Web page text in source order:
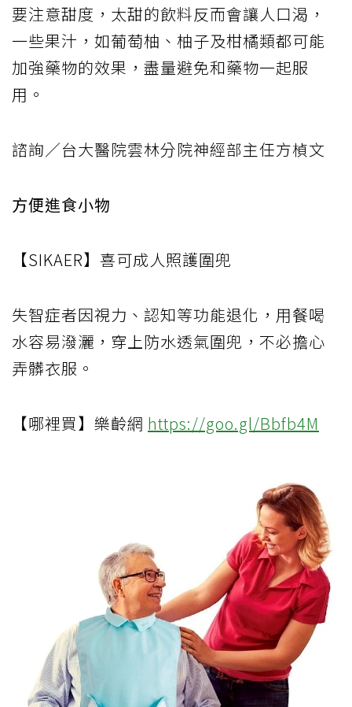
要注意甜度，太甜的飲料反而會讓人口渴，
一些果汁，如葡萄柚、柚子及柑橘類都可能
加強藥物的效果，盡量避免和藥物一起服
用。
諮詢／台大醫院雲林分院神經部主任方楨文
方便進食小物
【SIKAER】喜可成人照護圍兜
失智症者因視力、認知等功能退化，用餐喝
水容易潑灑，穿上防水透氣圍兜，不必擔心
弄髒衣服。
【哪裡買】樂齡網 https://goo.gl/Bbfb4M